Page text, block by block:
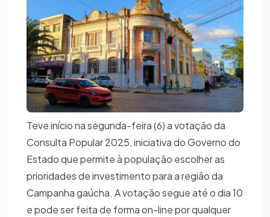
Teve início na segunda-feira (6) a votação da
Consulta Popular 2025, iniciativa do Governo do
Estado que permite à população escolher as
prioridades de investimento para a região da
Campanha gaúcha. A votação segue até o dia 10
e pode ser feita de forma on-line por qualquer